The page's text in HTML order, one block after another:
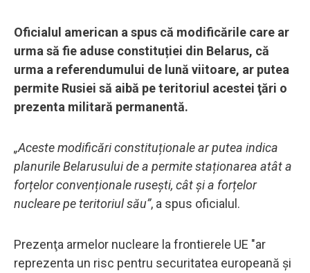
Oficialul american a spus că modificările care ar
urma să fie aduse constituției din Belarus, că
urma a referendumului de lună viitoare, ar putea
permite Rusiei să aibă pe teritoriul acestei ţări o
prezenta militară permanentă.
„Aceste modificări constituționale ar putea indica
planurile Belarusului de a permite staționarea atât a
forțelor convenționale rusești, cât și a forțelor
nucleare pe teritoriul său”, a spus oficialul.
Prezenţa armelor nucleare la frontierele UE "ar
reprezenta un risc pentru securitatea europeană şi